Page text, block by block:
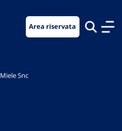
Area riservata
Miele Snc